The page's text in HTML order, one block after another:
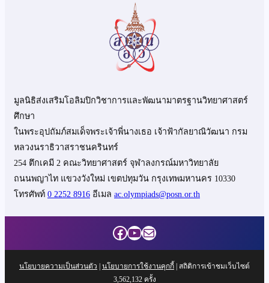
มูลนิธิส่งเสริมโอลิมปิกวิชาการและพัฒนามาตรฐานวิทยาศาสตร์
ศึกษา
ในพระอุปถัมภ์สมเด็จพระเจ้าพี่นางเธอ เจ้าฟ้ากัลยาณิวัฒนา กรม
หลวงนราธิวาสราชนครินทร์
254 ตึกเคมี 2 คณะวิทยาศาสตร์ จุฬาลงกรณ์มหาวิทยาลัย
ถนนพญาไท แขวงวังใหม่ เขตปทุมวัน กรุงเทพมหานคร 10330
โทรศัพท์ 0 2252 8916 อีเมล ac.olympiads@posn.or.th
Facebook
YouTube
Mail
นโยบายความเป็นส่วนตัว | นโยบายการใช้งานคุกกี้ | สถิติการเข้าชมเว็บไซต์
3,562,132ครั้ง